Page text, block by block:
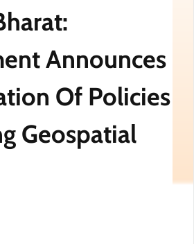
Announces
Of Policies
Geospatial